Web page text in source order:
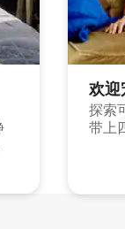
欢迎
探索
带上